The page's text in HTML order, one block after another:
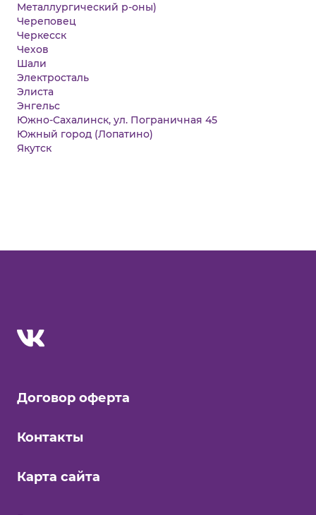
Металлургический р-оны)
Череповец
Черкесск
Чехов
Шали
Электросталь
Элиста
Энгельс
Южно-Сахалинск, ул. Пограничная 45
Южный город (Лопатино)
Якутск
Договор оферта
Контакты
Карта сайта